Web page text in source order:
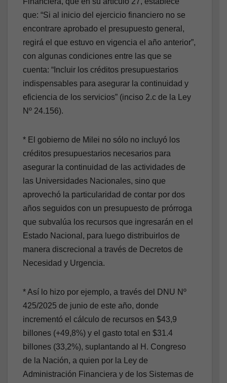
que: “Si al inicio del ejercicio financiero no se
encontrare aprobado el presupuesto general,
regirá el que estuvo en vigencia el año anterior”,
con algunas condiciones entre las que se
cuenta: “Incluir los créditos presupuestarios
indispensables para asegurar la continuidad y
eficiencia de los servicios” (inciso 2.c de la Ley
Nº 24.156).
* El gobierno de Milei no sólo no incluyó los
créditos presupuestarios necesarios para
asegurar la continuidad de las actividades de
las Universidades Nacionales, sino que
aprovechó la particularidad de contar por dos
años seguidos con un presupuesto de prórroga
que subvalúa los recursos que ingresarán en el
Estado Nacional, para luego distribuirlos de
manera discrecional a través de Decretos de
Necesidad y Urgencia.
* Así lo hizo por ejemplo, a través del DNU Nº
425/2025 de junio de este año, donde
incrementó el cálculo de recursos en $43,9
billones (+49,8%) y el gasto total en $31.4
billones (33,2%), suplantando al H. Congreso
de la Nación, a quien por la Ley de
Administración Financiera y de los Sistemas de